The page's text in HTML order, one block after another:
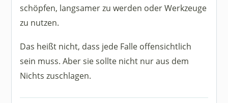
schöpfen, langsamer zu werden oder Werkzeuge
zu nutzen.
Das heißt nicht, dass jede Falle offensichtlich
sein muss. Aber sie sollte nicht nur aus dem
Nichts zuschlagen.